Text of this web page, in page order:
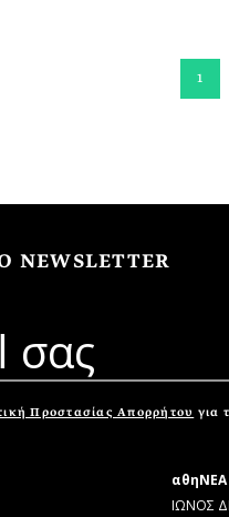
1
NEWSLETTER
Προστασίας Απορρήτου για
αθηΝΕΑ
ΙΩΝΟΣ